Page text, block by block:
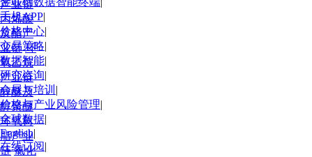
手机APP|
价格中心|
交易策略|
数据智能|
研究咨询|
会展与培训 |
价格与产业风险管理|
全球数据|
English|
在线订阅|
产业链
丙烯酸
及酯产
业链 环
氧乙烷
产业链
醇醚及
醇聚醚
环氧树
脂产业
链 氯化